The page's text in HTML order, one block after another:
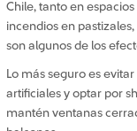
Chile, tanto en
incendios en
son algunos de los
Lo más seguro es
artificiales y optar por
mantén ventanas